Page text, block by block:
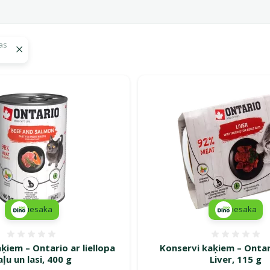
– Ontario ar liellopa
un lasi, 400 g
iesaka
Konservi kaķiem –
Liver, 115 g
iesaka